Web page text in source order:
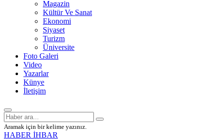
Magazin
Kültür Ve Sanat
Ekonomi
Siyaset
Turizm
Üniversite
Foto Galeri
Video
Yazarlar
Künye
İletişim
Aramak için bir kelime yazınız.
HABER İHBAR